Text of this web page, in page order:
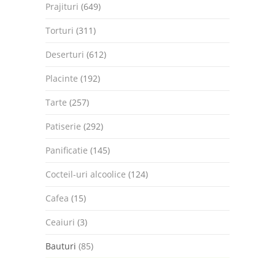
Prajituri (649)
Torturi (311)
Deserturi (612)
Placinte (192)
Tarte (257)
Patiserie (292)
Panificatie (145)
Cocteil-uri alcoolice (124)
Cafea (15)
Ceaiuri (3)
Bauturi (85)